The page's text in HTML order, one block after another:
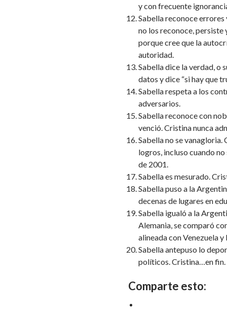
y con frecuente
Sabella reconoce errores
no los reconoce, persiste
porque cree que la
autoridad.
Sabella dice la verdad, o
datos y dice “si hay que
Sabella respeta a los
adversarios.
Sabella reconoce con
venció. Cristina nunca
Sabella no se vanagloria.
logros, incluso cuando
de 2001.
Sabella es mesurado.
Sabella puso a la
decenas de lugares en
Sabella igualó a la
Alemania, se comparó
alineada con Venezuela y
Sabella antepuso lo
políticos. Cristina…en fin.
Comparte esto: